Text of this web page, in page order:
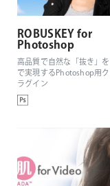
ROBUSKEY for
Photoshop
高品質で自然な「抜き」
で実現するPhotoshop用
ラグイン